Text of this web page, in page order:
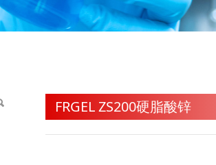
FRGEL ZS200硬脂酸锌